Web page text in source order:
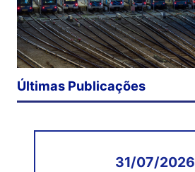
Últimas Publicações
31/07/2026